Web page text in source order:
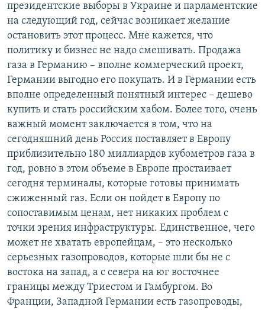
президентские выборы в Украине и парламентские
на следующий год, сейчас возникает желание
остановить этот процесс. Мне кажется, что
политику и бизнес не надо смешивать. Продажа
газа в Германию – вполне коммерческий проект,
Германии выгодно его покупать. И в Германии есть
вполне определенный понятный интерес – дешево
купить и стать российским хабом. Более того, очень
важный момент заключается в том, что на
сегодняшний день Россия поставляет в Европу
приблизительно 180 миллиардов кубометров газа в
год, ровно в этом объеме в Европе простаивает
сегодня терминалы, которые готовы принимать
сжиженный газ. Если он пойдет в Европу по
сопоставимым ценам, нет никаких проблем с
точки зрения инфраструктуры. Единственное, чего
может не хватать европейцам, – это несколько
серьезных газопроводов, которые шли бы не с
востока на запад, а с севера на юг восточнее
границы между Триестом и Гамбургом. Во
Франции, Западной Германии есть газопроводы,